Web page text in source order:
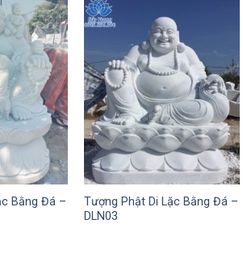
Bằng Đá –
Tượng Phật Di Lặc Bằng Đá –
DLN03